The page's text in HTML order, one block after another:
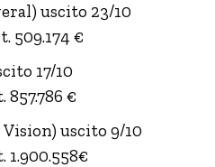
uscito 23/10
509.174 €
17/10
857.786 €
Vision) uscito 9/10
1.900.558€